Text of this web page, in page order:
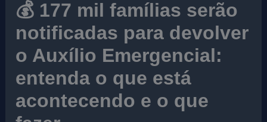
💰 177 mil famílias serão
notificadas para devolver
o Auxílio Emergencial:
entenda o que está
acontecendo e o que